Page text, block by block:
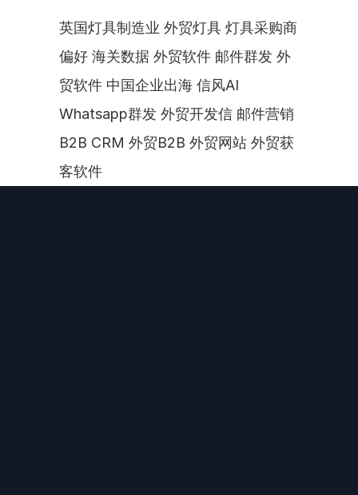
英国灯具制造业 外贸灯具 灯具采购商
偏好 海关数据 外贸软件 邮件群发 外
贸软件 中国企业出海 信风AI
Whatsapp群发 外贸开发信 邮件营销
B2B CRM 外贸B2B 外贸网站 外贸获
客软件